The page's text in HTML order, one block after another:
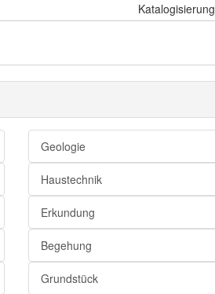
Katalogisierung
Geologie
Haustechnik
Erkundung
Begehung
Grundstück